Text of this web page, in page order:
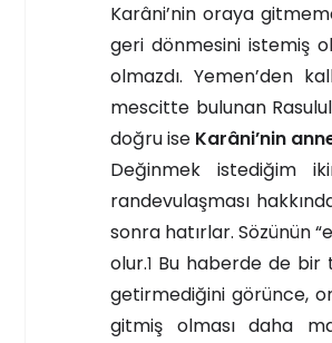
Karâni’nin oraya
geri dönmesini istemiş
olmazdı. Yemen’den
mescitte bulunan
doğru ise Karâni’nin
Değinmek istediğim
randevulaşması
sonra hatırlar. Sözünün
olur.1 Bu haberde de bir
getirmediğini görünce,
gitmiş olması daha